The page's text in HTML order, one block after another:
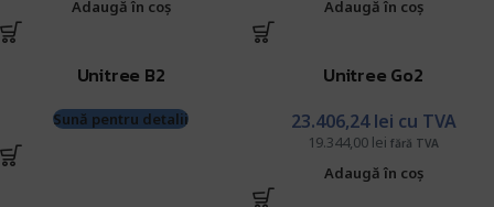
Adaugă în coș Adaugă în coș
Unitree B2
Sună pentru detalii
Unitree Go2
19.344,00 lei fără TVA
23.406,24lei cu TVA
Adaugă în coș